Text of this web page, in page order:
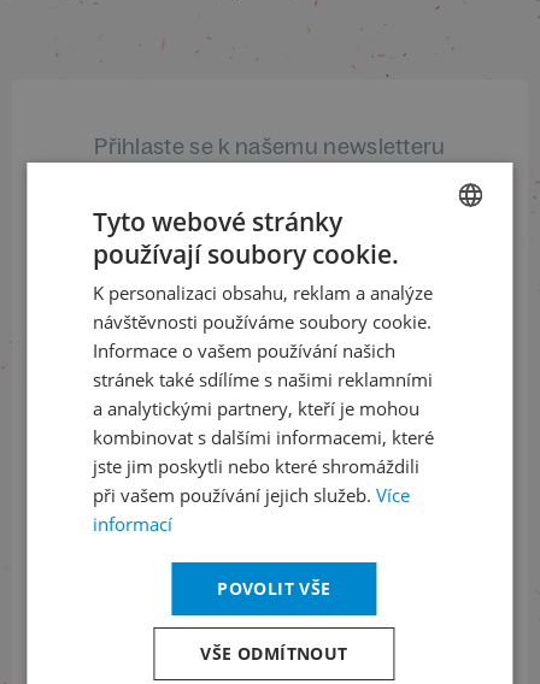
Přihlaste se k našemu newsletteru
ODEBÍRAT NEWSLETTER
Sledujte nás na sociálních sítích
LinkedIn
flickr
Informace o stavu objednávek
+420 461 049 232
Informace o programu
ENGLISH
Tyto webové stránky
používají soubory cookie.
K personalizaci obsahu, reklam a analýze
návštěvnosti používáme soubory cookie.
Informace o vašem používání našich
stránek také sdílíme s našimi reklamními
a analytickými partnery, kteří je mohou
kombinovat s dalšími informacemi, které
jste jim poskytli nebo které shromáždili
při vašem používání jejich služeb. Více
informací
POVOLIT VŠE
VŠE ODMÍTNOUT